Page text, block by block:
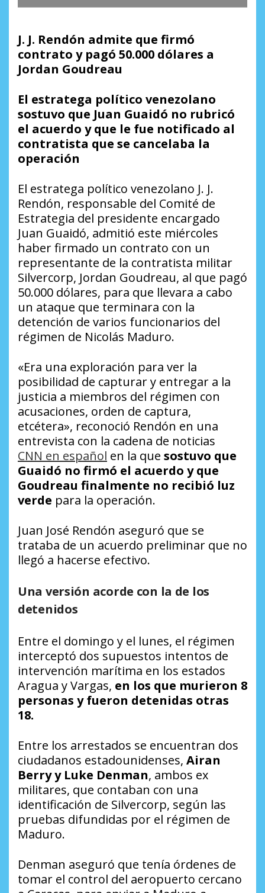
J. J. Rendón admite que firmó
contrato y pagó 50.000 dólares a
Jordan Goudreau
El estratega político venezolano
sostuvo que Juan Guaidó no rubricó
el acuerdo y que le fue notificado al
contratista que se cancelaba la
operación
El estratega político venezolano J. J.
Rendón, responsable del Comité de
Estrategia del presidente encargado
Juan Guaidó, admitió este miércoles
haber firmado un contrato con un
representante de la contratista militar
Silvercorp, Jordan Goudreau, al que pagó
50.000 dólares, para que llevara a cabo
un ataque que terminara con la
detención de varios funcionarios del
régimen de Nicolás Maduro.
«Era una exploración para ver la
posibilidad de capturar y entregar a la
justicia a miembros del régimen con
acusaciones, orden de captura,
etcétera», reconoció Rendón en una
entrevista con la cadena de noticias
CNN en español en la que sostuvo que
Guaidó no firmó el acuerdo y que
Goudreau finalmente no recibió luz
verde para la operación.
Juan José Rendón aseguró que se
trataba de un acuerdo preliminar que no
llegó a hacerse efectivo.
Una versión acorde con la de los
detenidos
Entre el domingo y el lunes, el régimen
interceptó dos supuestos intentos de
intervención marítima en los estados
Aragua y Vargas, en los que murieron 8
personas y fueron detenidas otras
18.
Entre los arrestados se encuentran dos
ciudadanos estadounidenses, Airan
Berry y Luke Denman, ambos ex
militares, que contaban con una
identificación de Silvercorp, según las
pruebas difundidas por el régimen de
Maduro.
Denman aseguró que tenía órdenes de
tomar el control del aeropuerto cercano